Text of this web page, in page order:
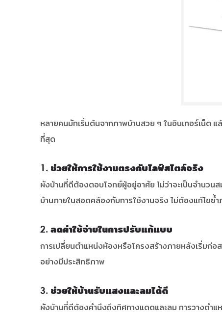
หลายคนมักเริ่มต้นจากภาพบ้านสวย ๆ ในอินเทอร์เน็ต แ
ที่สุด
1. ช่วยให้การใช้งานตรงกับไลฟ์สไตล์จริง
ผังบ้านที่ดีต้องตอบโจทย์ผู้อยู่อาศัย ไม่ว่าจะเป็นจำนวน
บ้านภายในสอดคล้องกับการใช้งานจริง ไม่ต้องแก้ไขซ้ำ
2. ลดค่าใช้จ่ายในการปรับแก้แบบ
การเปลี่ยนตำแหน่งห้องหรือโครงสร้างภายหลังเริ่มก่
อย่างมีประสิทธิภาพ
3. ช่วยให้บ้านรับแสงและลมได้ดี
ผังบ้านที่ดีต้องคำนึงถึงทิศทางแดดและลม การวางตำแ